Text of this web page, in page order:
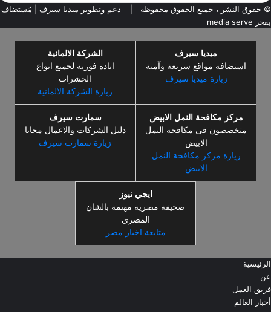
© حقوق النشر ، جميع الحقوق محفوظة | دعم وتطوير ميديا سيرف
| مُستضاف
بفخر media serve
ميديا سيرف
استضافة مواقع سريعة وآمنة
زيارة ميديا سيرف
الشركة الالمانية
ابادة فورية لجميع انواع
الحشرات
زيارة الشركة الالمانية
مركز مكافحة النمل الابيض
متخصصون فى مكافحة النمل
الابيض
زيارة مركز مكافحة النمل
الابيض
سمارت سيرف
دليل الشركات والاعمال مجانا
زيارة سمارت سيرف
ايجي نيوز
صحيفة مصرية مهتمة بالشان
المصرى
متابعة اخبار مصر
الرئيسية
عن
فريق العمل
أخبار العالم